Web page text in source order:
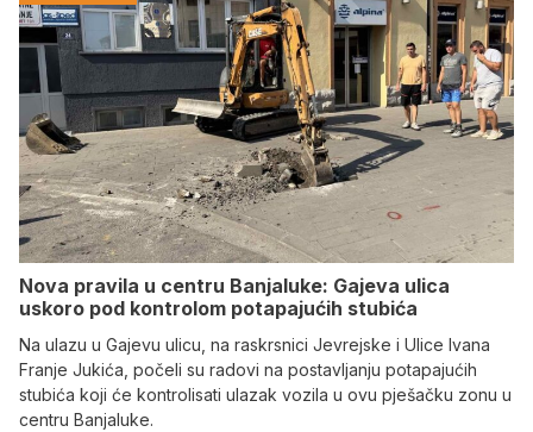
Nova pravila u centru Banjaluke: Gajeva ulica
uskoro pod kontrolom potapajućih stubića
Na ulazu u Gajevu ulicu, na raskrsnici Jevrejske i Ulice Ivana
Franje Jukića, počeli su radovi na postavljanju potapajućih
stubića koji će kontrolisati ulazak vozila u ovu pješačku zonu u
centru Banjaluke.